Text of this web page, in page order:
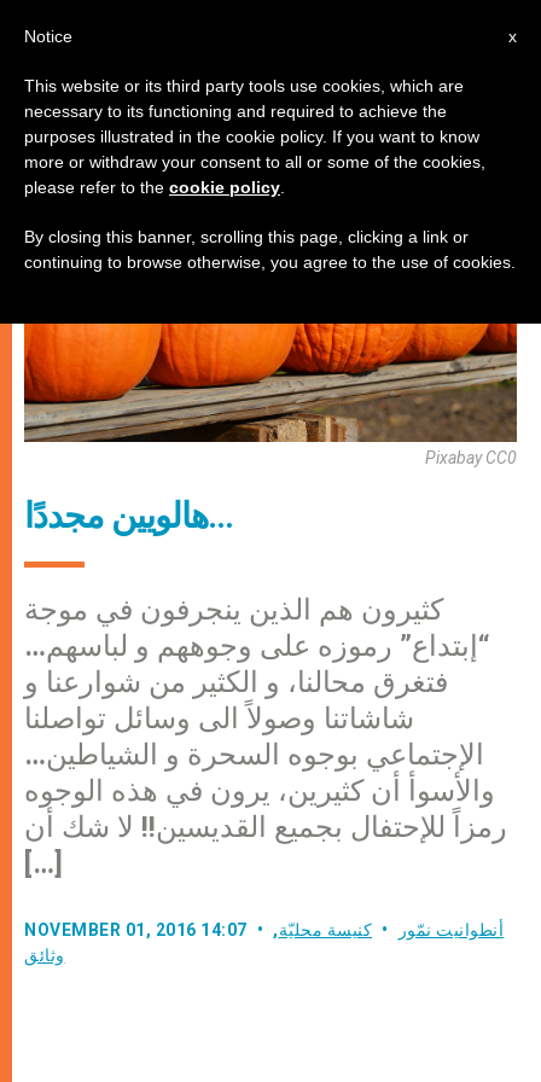
كنيسة محليّة,وثائق
Pixabay CC0
هالويين مجددًا…
كثيرون هم الذين ينجرفون في موجة
“إبتداع” رموزه على وجوههم و لباسهم…
فتغرق محالنا، و الكثير من شوارعنا و
شاشاتنا وصولاً الى وسائل تواصلنا
الإجتماعي بوجوه السحرة و الشياطين…
والأسوأ أن كثيرين، يرون في هذه الوجوه
رمزاً للإحتفال بجميع القديسين!! لا شك أن
[…]
NOVEMBER 01, 2016 14:07 أنطوانيت نمّور كنيسة محليّة,
وثائق
x
Notice
This website or its third party tools use cookies, which are
necessary to its functioning and required to achieve the
purposes illustrated in the cookie policy. If you want to know
more or withdraw your consent to all or some of the cookies,
please refer to the cookie policy
By closing this banner, scrolling this page, clicking a link or
continuing to browse otherwise, you agree to the use of cookies.